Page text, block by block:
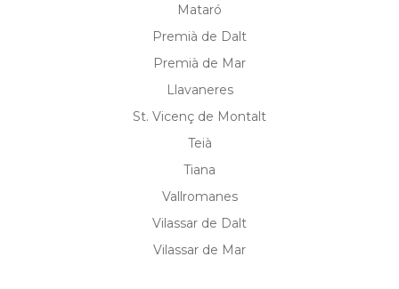
Mataró
Premià de Dalt
Premià de Mar
Llavaneres
St. Vicenç de Montalt
Teià
Tiana
Vallromanes
Vilassar de Dalt
Vilassar de Mar